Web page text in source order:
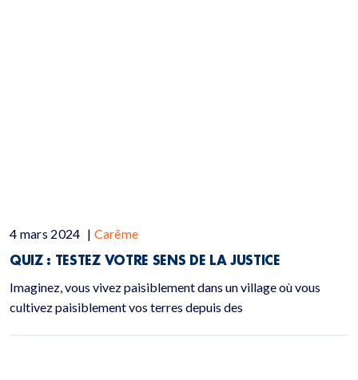
4 mars 2024 | Carême
QUIZ : TESTEZ VOTRE SENS DE LA JUSTICE
Imaginez, vous vivez paisiblement dans un village où vous
cultivez paisiblement vos terres depuis des